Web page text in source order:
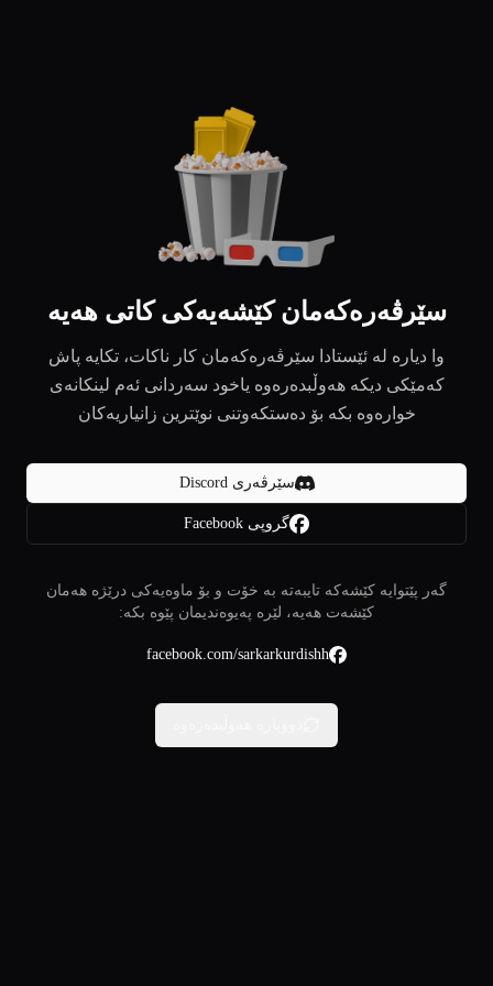
سێرڤەرەکەمان کێشەیەکی کاتی هەیە
وا دیارە لە ئێستادا سێرڤەرەکەمان کار ناکات، تکایە پاش
کەمێکی دیکە هەوڵبدەرەوە یاخود سەردانی ئەم لینکانەی
خوارەوە بکە بۆ دەستکەوتنی نوێترین زانیاریەکان
سێرڤەری Discord
گروپی Facebook
گەر پێتوایە کێشەکە تایبەتە بە خۆت و بۆ ماوەیەکی درێژە هەمان
کێشەت هەیە، لێرە پەیوەندیمان پێوە بکە:
facebook.com/sarkarkurdishh